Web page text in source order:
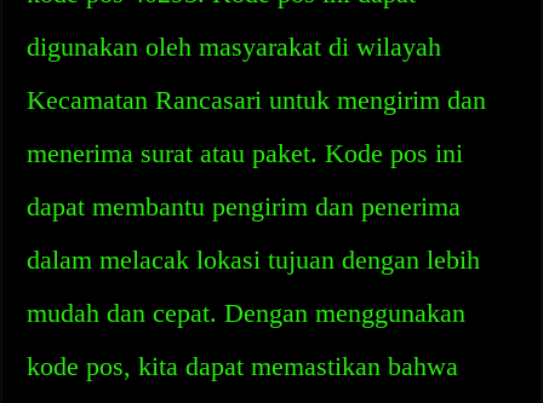
digunakan oleh masyarakat di wilayah
Kecamatan Rancasari untuk mengirim dan
menerima surat atau paket. Kode pos ini
dapat membantu pengirim dan penerima
dalam melacak lokasi tujuan dengan lebih
mudah dan cepat. Dengan menggunakan
kode pos, kita dapat memastikan bahwa